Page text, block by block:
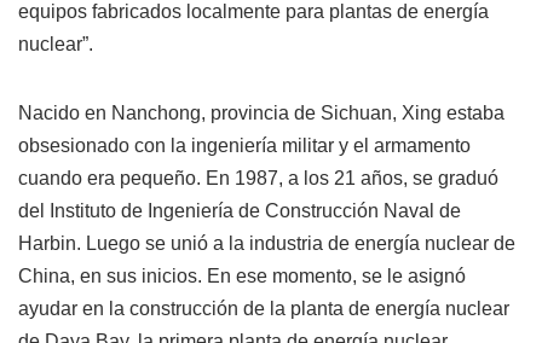
equipos fabricados localmente para plantas de energía
nuclear”.
Nacido en Nanchong, provincia de Sichuan, Xing estaba
obsesionado con la ingeniería militar y el armamento
cuando era pequeño. En 1987, a los 21 años, se graduó
del Instituto de Ingeniería de Construcción Naval de
Harbin. Luego se unió a la industria de energía nuclear de
China, en sus inicios. En ese momento, se le asignó
ayudar en la construcción de la planta de energía nuclear